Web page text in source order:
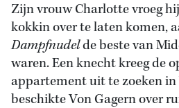
Zijn vrouw Charlotte vroeg
kokkin over te laten komen,
Dampfnudelde beste van
waren. Een knecht kreeg de
appartement uit te zoeken in
beschikte Von Gagern over